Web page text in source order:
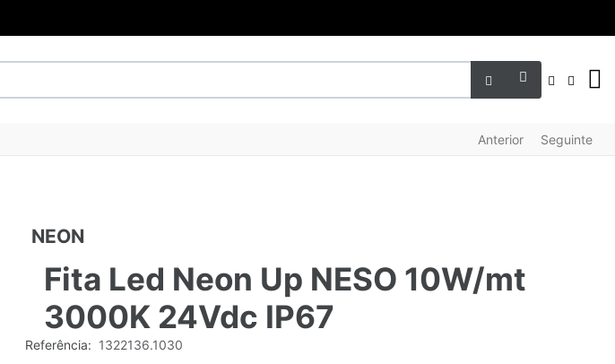
Anterior Seguinte
NEON
Fita Led Neon Up NESO 10W/mt
3000K 24Vdc IP67
Referência: 1322136.1030